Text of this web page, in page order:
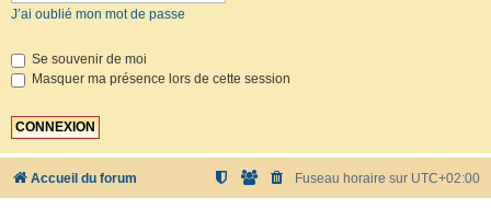
J’ai oublié mon mot de passe
Se souvenir de moi
Masquer ma présence lors de cette session
Accueil du forum Fuseau horaire sur UTC+02:00